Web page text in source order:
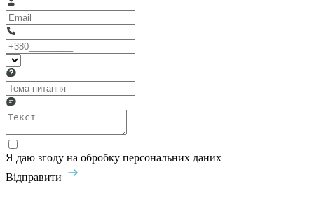
Я даю згоду на обробку персональних даних
Відправити